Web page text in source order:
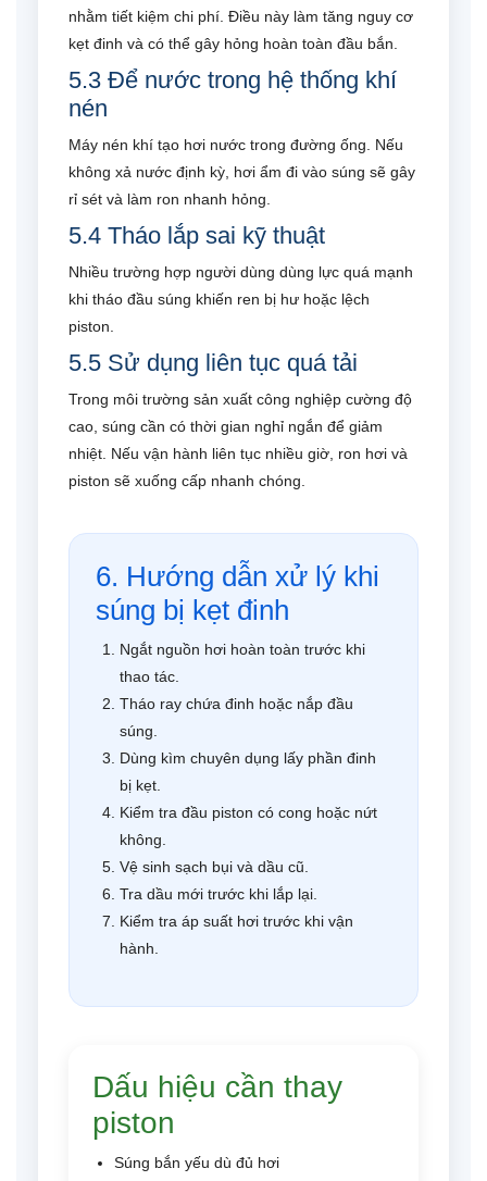
nhằm tiết kiệm chi phí. Điều này làm tăng nguy cơ
kẹt đinh và có thể gây hỏng hoàn toàn đầu bắn.
5.3 Để nước trong hệ thống khí
nén
Máy nén khí tạo hơi nước trong đường ống. Nếu
không xả nước định kỳ, hơi ẩm đi vào súng sẽ gây
rỉ sét và làm ron nhanh hỏng.
5.4 Tháo lắp sai kỹ thuật
Nhiều trường hợp người dùng dùng lực quá mạnh
khi tháo đầu súng khiến ren bị hư hoặc lệch
piston.
5.5 Sử dụng liên tục quá tải
Trong môi trường sản xuất công nghiệp cường độ
cao, súng cần có thời gian nghỉ ngắn để giảm
nhiệt. Nếu vận hành liên tục nhiều giờ, ron hơi và
piston sẽ xuống cấp nhanh chóng.
6. Hướng dẫn xử lý khi
súng bị kẹt đinh
Ngắt nguồn hơi hoàn toàn trước khi
thao tác.
Tháo ray chứa đinh hoặc nắp đầu
súng.
Dùng kìm chuyên dụng lấy phần đinh
bị kẹt.
Kiểm tra đầu piston có cong hoặc nứt
không.
Vệ sinh sạch bụi và dầu cũ.
Tra dầu mới trước khi lắp lại.
Kiểm tra áp suất hơi trước khi vận
hành.
Dấu hiệu cần thay
piston
Súng bắn yếu dù đủ hơi